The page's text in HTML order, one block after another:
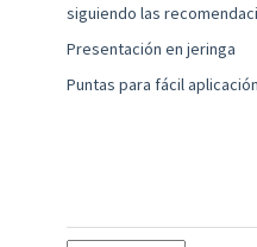
siguiendo las
Presentación en jeringa
Puntas para fácil aplicación